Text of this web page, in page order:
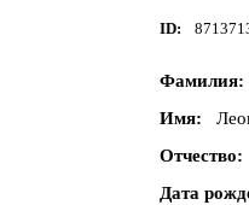
ID
Фамилия
Имя
Отчество
Дата